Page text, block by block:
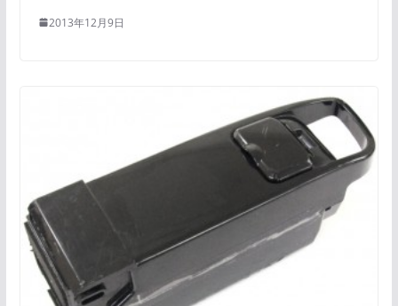
2013年12月9日